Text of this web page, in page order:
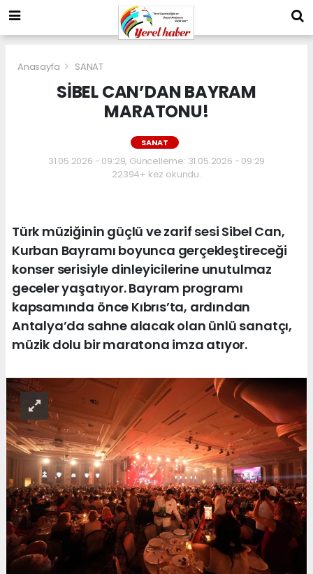
Anasayfa SANAT
SİBEL CAN’DAN BAYRAM
MARATONU!
SANAT
31.05.2026 - 09:29, Güncelleme: 31.05.2026 - 09:29
22394+ kez okundu.
Türk müziğinin güçlü ve zarif sesi Sibel Can,
Kurban Bayramı boyunca gerçekleştireceği
konser serisiyle dinleyicilerine unutulmaz
geceler yaşatıyor. Bayram programı
kapsamında önce Kıbrıs’ta, ardından
Antalya’da sahne alacak olan ünlü sanatçı,
müzik dolu bir maratona imza atıyor.